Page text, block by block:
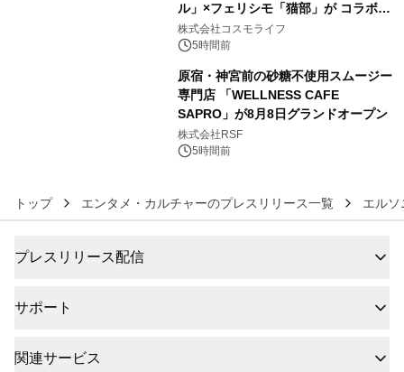
ル」×フェリシモ「猫部」が コラボキ
ャンペーンを実施
株式会社コスモライフ
5時間前
原宿・神宮前の砂糖不使用スムージー
専門店 「WELLNESS CAFE
SAPRO」が8月8日グランドオープン
株式会社RSF
5時間前
トップ エンタメ・カルチャーのプレスリリース一覧 エルソ
プレスリリース配信
サポート
関連サービス